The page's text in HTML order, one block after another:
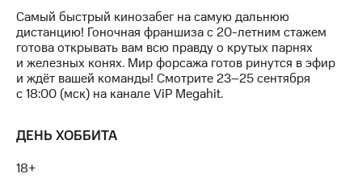
интернет
Домашнее
ТВ
Спутниковое
ТВ
Перейти
Подписка
на гигабайты
интернета,
фильмы,
музыка
Самый быстрый кинозабег на самую дальнюю
дистанцию! Гоночная франшиза с20-летним стажем
готова открывать вам всю правду о крутых парнях
и железных конях. Мир форсажа готов ринутся в эфир
и ждёт вашей команды! Смотрите23–25сентября
с 18:00 (мск) на канале ViP Megahit.
ДЕНЬ ХОББИТА
18+